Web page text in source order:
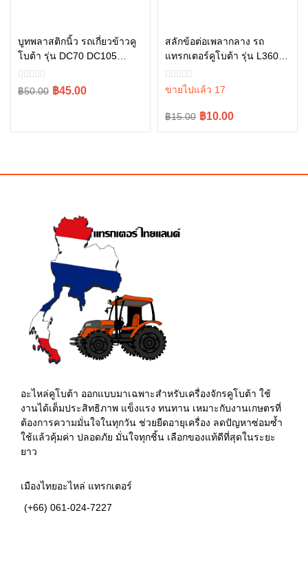
บูทพลาสติกนิ้ว รถเกี่ยวข้าวคู
โบต้า รุ่น DC70 DC105
5t124-52463
฿50.00
Original฿45.00
Current
หยิบใส่ตะกร้า
สลักข้อต่อเพลากลาง รถ
แทรกเตอร์คูโบต้า รุ่น L3608,
L4018, L4708, L5018
05411-00430
ขายไปแล้ว 17
฿15.00
Original฿10.00
Current
หยิบใส่ตะกร้า
อะไหล่คูโบต้า ออกแบบมาเฉพาะสำหรับเครื่องจักรคูโบต้า ใช้
งานได้เต็มประสิทธิภาพ แข็งแรง ทนทาน เหมาะกับงานเกษตรที่
ต้องการความมั่นใจในทุกวัน ช่วยยืดอายุเครื่อง ลดปัญหาซ่อมซ้ำ
ใช้แล้วคุ้มค่า ปลอดภัย มั่นใจทุกชิ้น เลือกของแท้ดีที่สุดในระยะ
ยาว
เมืองไทยอะไหล่ แทรกเตอร์
(+66) 061-024-7227